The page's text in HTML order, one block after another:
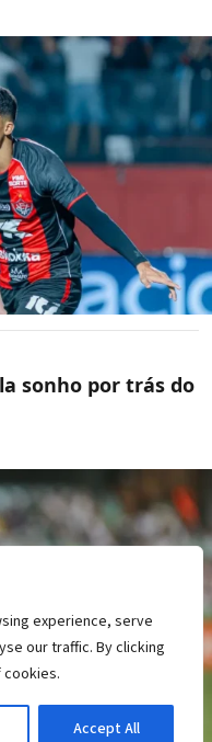
experience, serve
our traffic. By clicking
cookies.
Accept All
sonho por trás do